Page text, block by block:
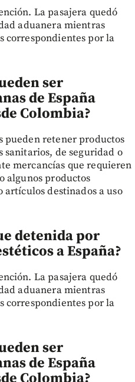
La pasajera quedó
aduanera mientras
correspondientes por la
ser
de España
Colombia?
pueden retener productos
sanitarios, de seguridad o
mercancías que requieren
algunos productos
artículos destinados a uso
detenida por
a España?
La pasajera quedó
aduanera mientras
correspondientes por la
ser
de España